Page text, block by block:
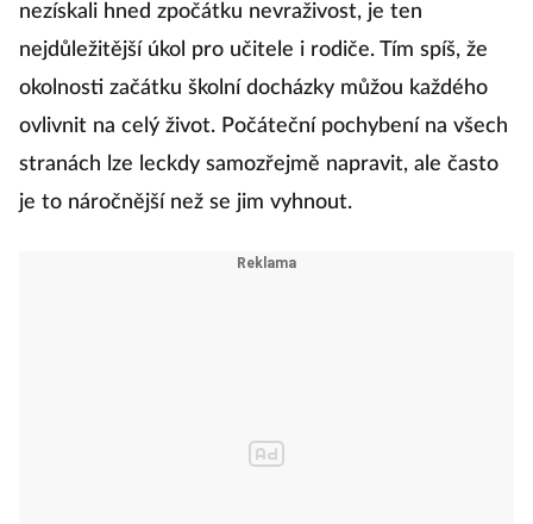
nezískali hned zpočátku nevraživost, je ten
nejdůležitější úkol pro učitele i rodiče. Tím spíš, že
okolnosti začátku školní docházky můžou každého
ovlivnit na celý život. Počáteční pochybení na všech
stranách lze leckdy samozřejmě napravit, ale často
je to náročnější než se jim vyhnout.